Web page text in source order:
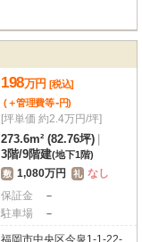
198万円 [税込]
(＋管理費等-円)
[坪単価 約2.4万円/坪]
273.6m² (82.76坪)
3階/9階建(地下1階)
敷 1,080万円 礼 なし
保証金
－
駐車場
－
福岡市中央区今泉1-1-22-